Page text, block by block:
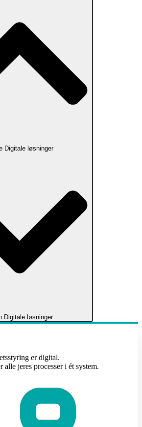
Digitale løsninger
Digitale løsninger
er digital.
alle jeres processer i ét system.